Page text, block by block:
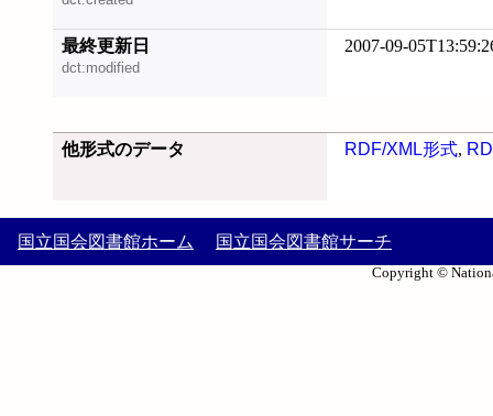
最終更新日
dct:modified
2007-09-
他形式のデータ RDF/XML形式,
国立国会図書館ホーム 国立国会図書館サーチ
Copyright ©